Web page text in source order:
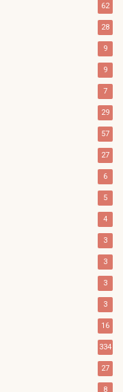
62
28
9
9
7
29
57
27
6
5
4
3
3
3
3
16
334
27
8